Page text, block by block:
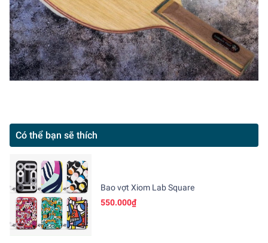
Có thể bạn sẽ thích
Bao vợt Xiom Lab Square
550.000₫